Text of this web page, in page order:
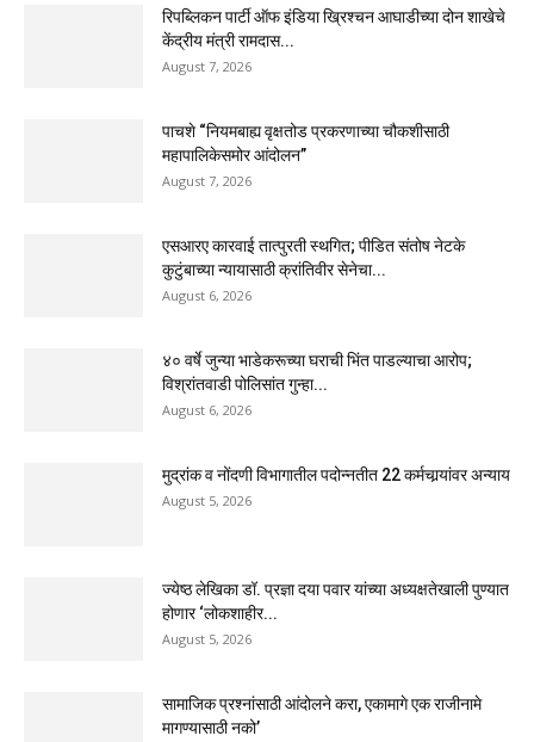
रिपब्लिकन पार्टी ऑफ इंडिया ख्रिश्चन आघाडीच्या दोन शाखेचे
केंद्रीय मंत्री रामदास...
August 7, 2026
पाचशे “नियमबाह्य वृक्षतोड प्रकरणाच्या चौकशीसाठी
महापालिकेसमोर आंदोलन”
August 7, 2026
एसआरए कारवाई तात्पुरती स्थगित; पीडित संतोष नेटके
कुटुंबाच्या न्यायासाठी क्रांतिवीर सेनेचा...
August 6, 2026
४० वर्षे जुन्या भाडेकरूच्या घराची भिंत पाडल्याचा आरोप;
विश्रांतवाडी पोलिसांत गुन्हा...
August 6, 2026
मुद्रांक व नोंदणी विभागातील पदोन्नतीत 22 कर्मचार्‍यांवर अन्याय
August 5, 2026
ज्येष्ठ लेखिका डॉ. प्रज्ञा दया पवार यांच्या अध्यक्षतेखाली पुण्यात
होणार ‘लोकशाहीर...
August 5, 2026
सामाजिक प्रश्नांसाठी आंदोलने करा, एकामागे एक राजीनामे
मागण्यासाठी नको’